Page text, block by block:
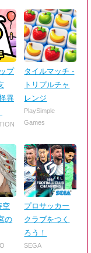
プ
異
タイルマッチ -
トリプルチャ
レンジ
PlaySimple
Games
空
の
プロサッカー
クラブをつく
ろう！
SEGA